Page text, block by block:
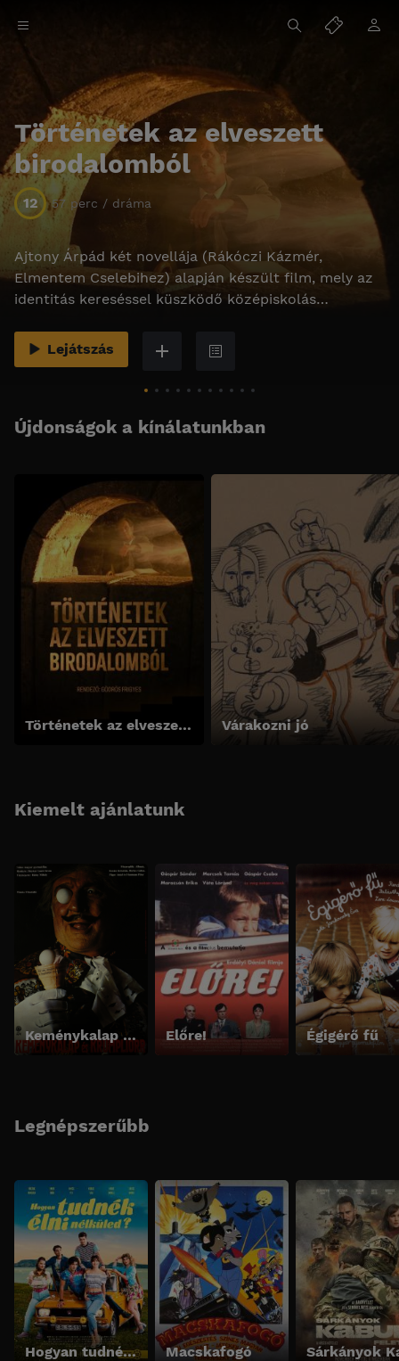
Történetek az elveszett
birodalomból
12 57 perc / dráma
Ajtony Árpád két novellája (Rákóczi Kázmér,
Elmentem Cselebihez) alapján készült film, mely az
identitás kereséssel küszködő középiskolás
Lejátszás
Újdonságok a kínálatunkban
Történetek az elveszett birodalomból Várakozni jó
Kiemelt ajánlatunk
Keménykalap és krumpliorr Előre! Égigérő fű
Legnépszerűbb
Hogyan tudnék élni nélküled? Macskafogó